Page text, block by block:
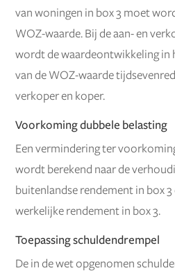
van woningen in box 3 moet
WOZ-waarde. Bij de aan- en
wordt de waardeontwikkeling in
van de WOZ-waarde
verkoper en koper.
Voorkoming dubbele belasting
Een vermindering ter
wordt berekend naar de
buitenlandse rendement in box
werkelijke rendement in box 3.
Toepassing schuldendrempel
De in de wet opgenomen